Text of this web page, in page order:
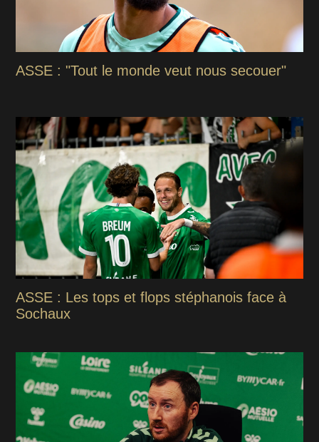
ASSE : "Tout le monde veut nous secouer"
ASSE : Les tops et flops stéphanois face à
Sochaux